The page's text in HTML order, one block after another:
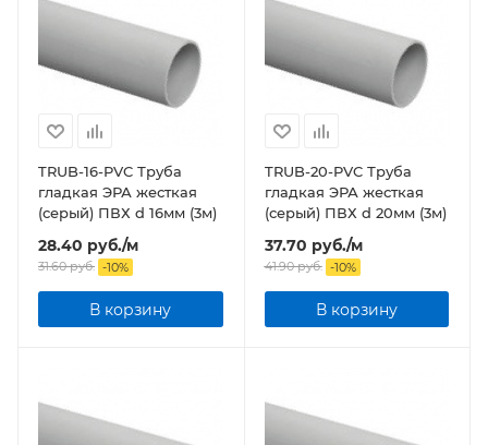
TRUB-16-PVC Труба
гладкая ЭРА жесткая
(серый) ПВХ d 16мм (3м)
28.40 руб./м
31.60руб. -10%
В корзину
TRUB-20-PVC Труба
гладкая ЭРА жесткая
(серый) ПВХ d 20мм (3м)
37.70 руб./м
41.90руб. -10%
В корзину